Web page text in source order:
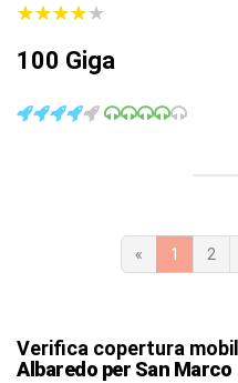
★★★★★
★★★★★
100 Giga
« 1 2
Verifica copertura
Albaredo per San Marco